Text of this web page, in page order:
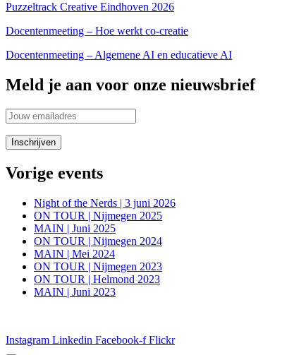
Puzzeltrack Creative Eindhoven 2026
Docentenmeeting – Hoe werkt co-creatie
Docentenmeeting – Algemene AI en educatieve AI
Meld je aan voor onze nieuwsbrief
Vorige events
Night of the Nerds | 3 juni 2026
ON TOUR | Nijmegen 2025
MAIN | Juni 2025
ON TOUR | Nijmegen 2024
MAIN | Mei 2024
ON TOUR | Nijmegen 2023
ON TOUR | Helmond 2023
MAIN | Juni 2023
Instagram Linkedin Facebook-f Flickr